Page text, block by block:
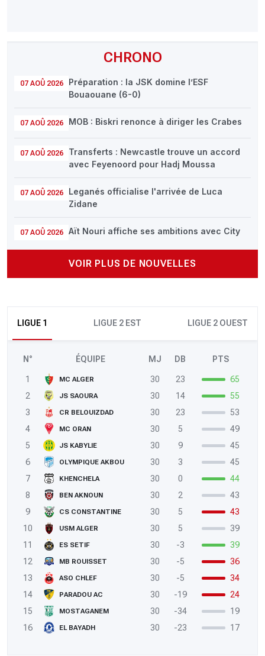
CHRONO
07 AOÛ 2026
Préparation : la JSK domine l’ESF
Bouaouane (6-0)
07 AOÛ 2026 MOB : Biskri renonce à diriger les Crabes
07 AOÛ 2026
Transferts : Newcastle trouve un accord
avec Feyenoord pour Hadj Moussa
07 AOÛ 2026
Leganés officialise l'arrivée de Luca
Zidane
07 AOÛ 2026 Aït Nouri affiche ses ambitions avec City
VOIR PLUS DE NOUVELLES
LIGUE 1 LIGUE 2 EST LIGUE 2 OUEST
N° ÉQUIPE MJ DB PTS
1 MC ALGER 30 23
65
2
JS SAOURA 30 14
55
3
CR BELOUIZDAD 30 23
53
4
MC ORAN 30 5
49
5
JS KABYLIE 30 9
45
6
OLYMPIQUE AKBOU 30 3
45
7
KHENCHELA 30 0
44
8
BEN AKNOUN 30 2
43
9
CS CONSTANTINE 30 5
43
10
USM ALGER 30 5
39
11
ES SETIF 30 -3
39
12
MB ROUISSET 30 -5
36
13
ASO CHLEF 30 -5
34
14
PARADOU AC 30 -19
24
15
MOSTAGANEM 30 -34
19
16
EL BAYADH 30 -23 17